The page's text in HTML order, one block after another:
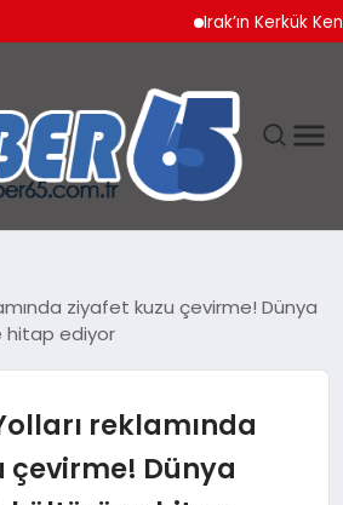
Irak’ın Kerkük
ziyafet kuzu çevirme! Dünya
hitap ediyor
reklamında
çevirme! Dünya